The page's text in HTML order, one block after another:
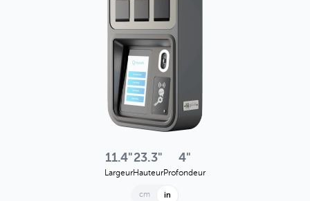
11.4"
Largeur
23.3"
Hauteur
4"
Profondeur
cm in